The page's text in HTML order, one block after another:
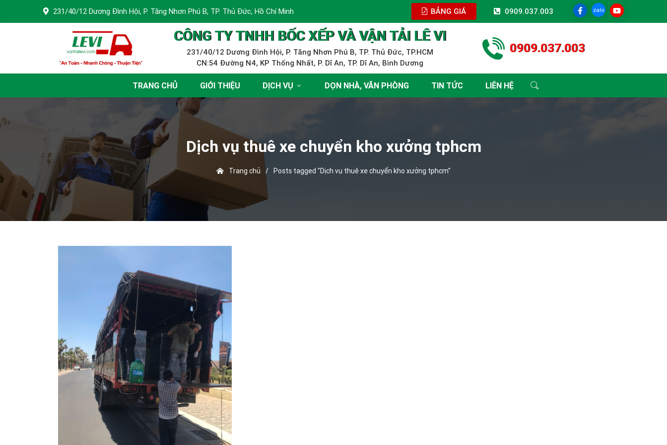
231/40/12 Dương Đình Hội, P. Tăng Nhơn Phú B, TP. Thủ Đức, Hồ Chí Minh BẢNG GIÁ 0909.037.003 zalo
CÔNG TY TNHH BỐC XẾP VÀ VẬN TẢI LÊ VI
231/40/12 Dương Đình Hội, P. Tăng Nhơn Phú B, TP. Thủ Đức, TP.HCM
CN:54 Đường N4, KP Thống Nhất, P. Dĩ An, TP. Dĩ An, Bình Dương
0909.037.003
TRANG CHỦ GIỚI THIỆU DỊCH VỤ DỌN NHÀ, VĂN PHÒNG TIN TỨC LIÊN HỆ
Dịch vụ thuê xe chuyển kho xưởng tphcm
Trang chủ /Posts tagged "Dịch vụ thuê xe chuyển kho xưởng tphcm"